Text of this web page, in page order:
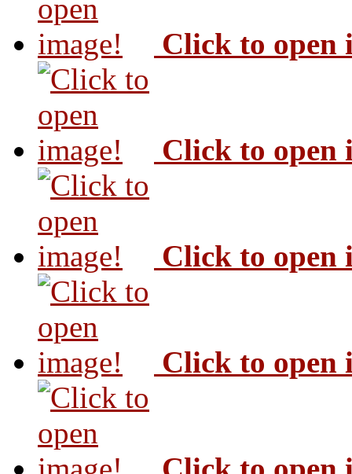
Click to open
Click to open
Click to open
Click to open